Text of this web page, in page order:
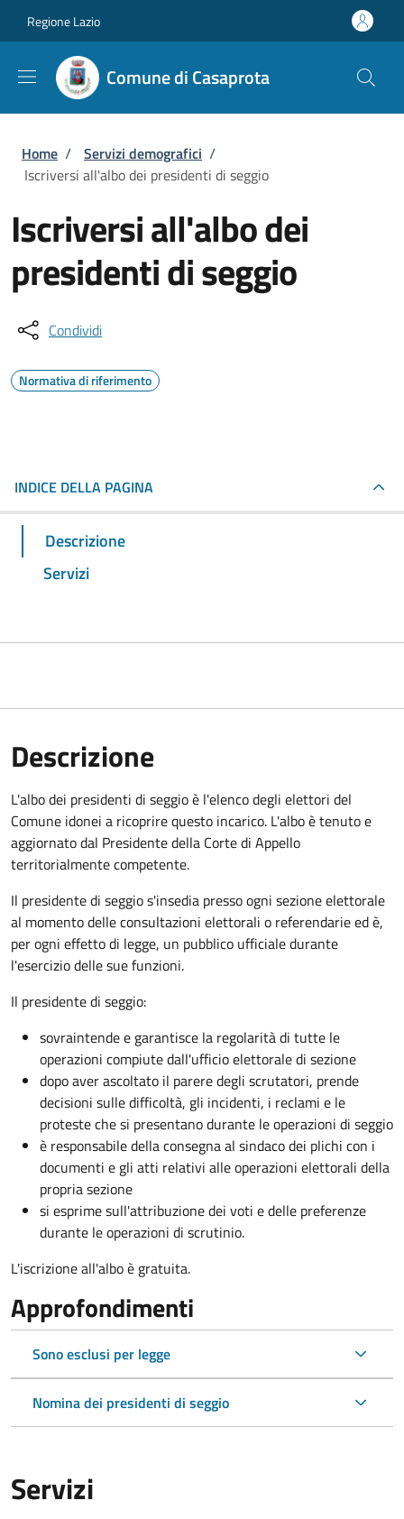
Regione Lazio
Comune di Casaprota
Briciole di pane
Home / Servizi demografici /
Iscriversi all'albo dei presidenti di seggio
Iscriversi all'albo dei
presidenti di seggio
Condividi
Normativa di riferimento
INDICE DELLA PAGINA
Descrizione
Servizi
Descrizione
L'albo dei presidenti di seggio è l'elenco degli elettori del
Comune idonei a ricoprire questo incarico. L'albo è tenuto e
aggiornato dal Presidente della Corte di Appello
territorialmente competente.
Il presidente di seggio s'insedia presso ogni sezione elettorale
al momento delle consultazioni elettorali o referendarie ed è,
per ogni effetto di legge, un pubblico ufficiale durante
l'esercizio delle sue funzioni.
Il presidente di seggio:
sovraintende e garantisce la regolarità di tutte le
operazioni compiute dall'ufficio elettorale di sezione
dopo aver ascoltato il parere degli scrutatori, prende
decisioni sulle difficoltà, gli incidenti, i reclami e le
proteste che si presentano durante le operazioni di seggio
è responsabile della consegna al sindaco dei plichi con i
documenti e gli atti relativi alle operazioni elettorali della
propria sezione
si esprime sull'attribuzione dei voti e delle preferenze
durante le operazioni di scrutinio.
L'iscrizione all'albo è gratuita.
Approfondimenti
Sono esclusi per legge
Nomina dei presidenti di seggio
Servizi